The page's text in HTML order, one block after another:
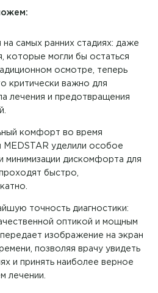
на самых ранних стадиях: даже
которые могли бы остаться
осмотре, теперь
критически важно для
лечения и предотвращения
комфорт во время
уделили особое
минимизации дискомфорта для
быстро,
точность диагностики:
оптикой и мощным
изображение на экран
позволяя врачу увидеть
и принять наиболее верное
лечении.